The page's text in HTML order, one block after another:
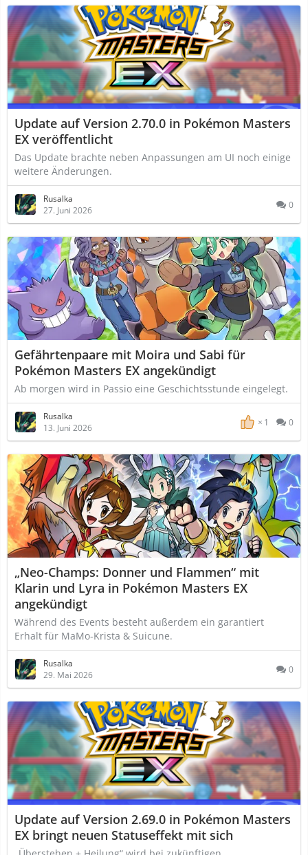
Update auf Version 2.70.0 in Pokémon Masters
EX veröffentlicht
Das Update brachte neben Anpassungen am UI noch einige
weitere Änderungen.
Rusalka
27. Juni 2026
0
Gefährtenpaare mit Moira und Sabi für
Pokémon Masters EX angekündigt
Ab morgen wird in Passio eine Geschichtsstunde eingelegt.
Rusalka
13. Juni 2026
1 0
„Neo-Champs: Donner und Flammen“ mit
Klarin und Lyra in Pokémon Masters EX
angekündigt
Während des Events besteht außerdem ein garantiert
Erhalt für MaMo-Krista & Suicune.
Rusalka
29. Mai 2026
0
Update auf Version 2.69.0 in Pokémon Masters
EX bringt neuen Statuseffekt mit sich